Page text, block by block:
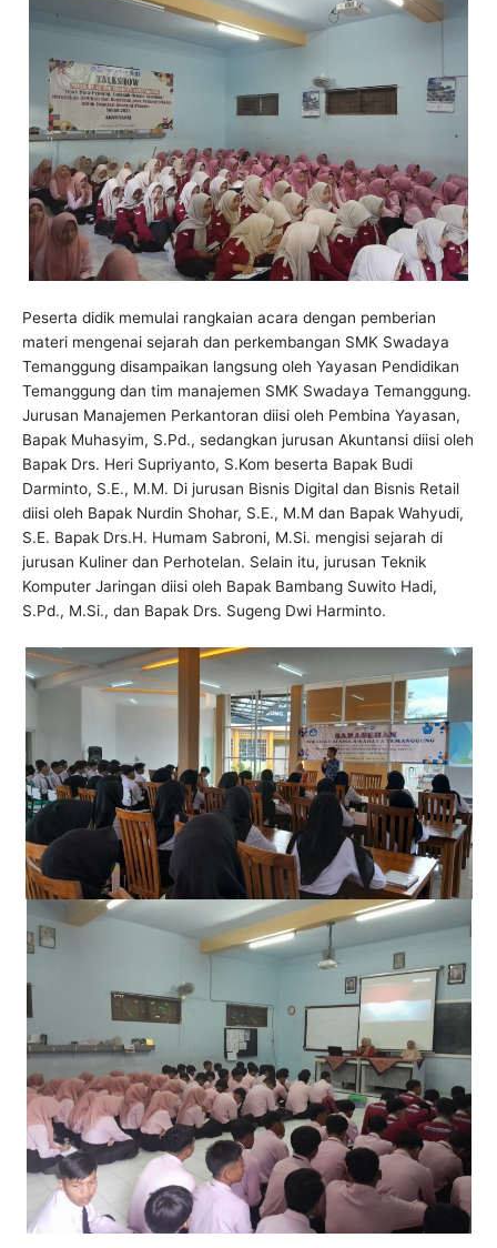
Peserta didik memulai rangkaian acara dengan pemberian
materi mengenai sejarah dan perkembangan SMK Swadaya
Temanggung disampaikan langsung oleh Yayasan Pendidikan
Temanggung dan tim manajemen SMK Swadaya Temanggung.
Jurusan Manajemen Perkantoran diisi oleh Pembina Yayasan,
Bapak Muhasyim, S.Pd., sedangkan jurusan Akuntansi diisi oleh
Bapak Drs. Heri Supriyanto, S.Kom beserta Bapak Budi
Darminto, S.E., M.M. Di jurusan Bisnis Digital dan Bisnis Retail
diisi oleh Bapak Nurdin Shohar, S.E., M.M dan Bapak Wahyudi,
S.E. Bapak Drs.H. Humam Sabroni, M.Si. mengisi sejarah di
jurusan Kuliner dan Perhotelan. Selain itu, jurusan Teknik
Komputer Jaringan diisi oleh Bapak Bambang Suwito Hadi,
S.Pd., M.Si., dan Bapak Drs. Sugeng Dwi Harminto.